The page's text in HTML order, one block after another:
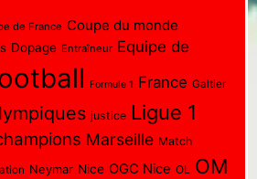
de France Coupe du monde
Dopage Entraîneur Equipe de
Formule 1 France Galtier
justice Ligue 1
Marseille Match
Neymar Nice OGC Nice OL OM